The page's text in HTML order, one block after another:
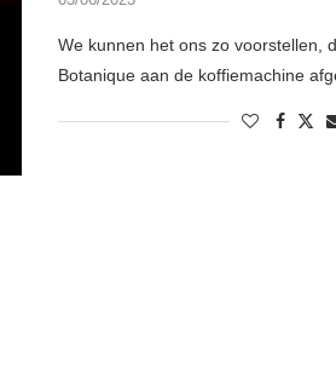
We kunnen het ons zo voorstellen,
Botanique aan de koffiemachine